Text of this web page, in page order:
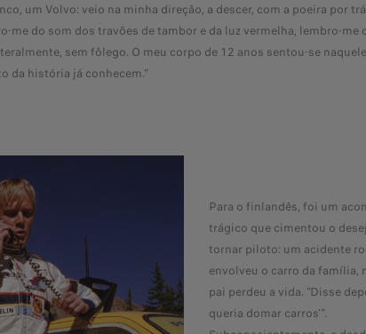
um Volvo: veio na minha direção, a descer, com a poeira por
me do som dos travões de tambor e da luz vermelha, lembro-me
sem fôlego. O meu corpo de 12 anos sentou-se
da história já conhecem."
Para o finlandês, foi um
trágico que cimentou o
tornar piloto: um acidente
envolveu o carro da família,
pai perdeu a vida. "Disse
queria domar carros'".